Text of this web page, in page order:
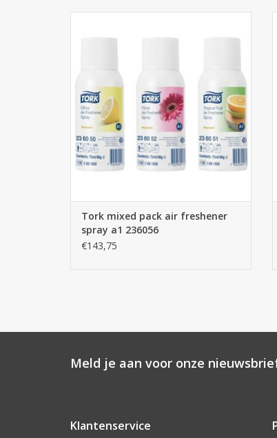
Tork mixed pack air freshener
spray a1 236056
€143,75
Meld je aan voor onze
Klantenservice